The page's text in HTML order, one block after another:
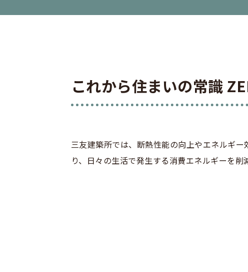
これから住まいの常識
三友建築所では、断熱性能の向上やエネルギ
り、日々の生活で発生する消費エネルギーを削